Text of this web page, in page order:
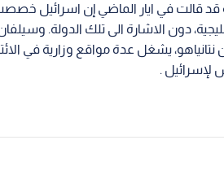
قالت في ايار الماضي إن اسرائيل خصصت
دون الاشارة الى تلك الدولة.
نتانياهو، يشغل عدة مواقع وزارية في
لإسرائيل .